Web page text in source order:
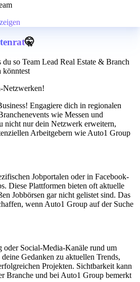
🤫
so Team Lead Real Estate & Branch
Netzwerken!
Engagiere dich in regionalen
wie Messen und
nicht nur dein Netzwerk erweitern,
Arbeitgebern wie Auto1 Group
Jobportalen oder in Facebook-
Diese Plattformen bieten oft aktuelle
Jobbörsen gar nicht gelistet sind. Das
wenn Auto1 Group auf der Suche
oder Social-Media-Kanäle rund um
Gedanken zu aktuellen Trends,
Projekten. Sichtbarkeit kann
Branche und bei Auto1 Group bemerkt